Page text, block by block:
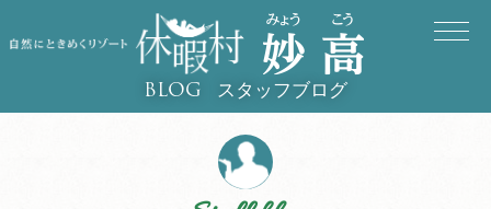
BLOG スタッフブログ